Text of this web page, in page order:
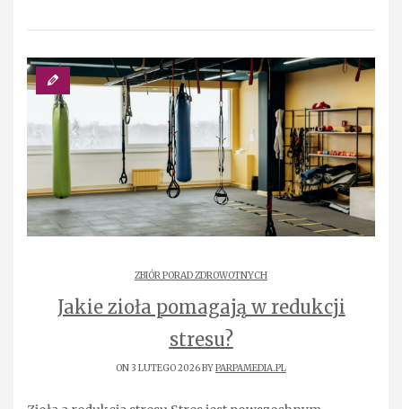
ZBIÓR PORAD ZDROWOTNYCH
Jakie zioła pomagają w redukcji
stresu?
ON 3 LUTEGO 2026 BYPARPAMEDIA.PL